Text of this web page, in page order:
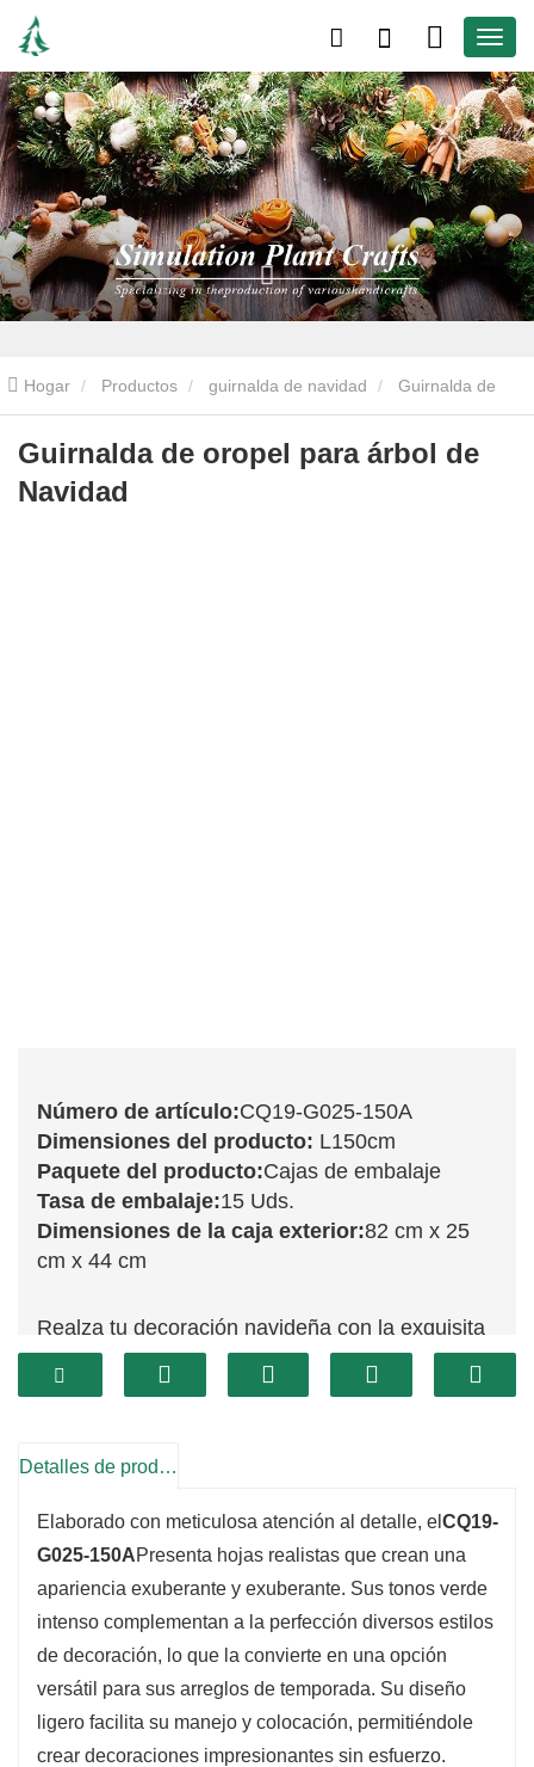
Hogar Productos guirnalda de navidad Guirnalda de
pino Guirnalda de oropel para árbol de Navidad
Guirnalda de oropel para árbol de
Navidad
Número de artículo:CQ19-G025-150A
Dimensiones del producto: L150cm
Paquete del producto:Cajas de embalaje
Tasa de embalaje:15 Uds.
Dimensiones de la caja exterior:82 cm x 25
cm x 44 cm
Realza tu decoración navideña con la exquisita
guirnalda CQ19-G025-150A. Con sus 150 cm,
esta impresionante pieza presenta una vibrante
diseñada para imitar la frescura de las plantas
enmarcar puertas o envolver barandillas, esta
guirnalda añade un toque de alegría festiva a
cualquier espacio.
Detalles de producto
Elaborado con meticulosa atención al detalle, el CQ19-
G025-150APresenta hojas realistas que crean una
apariencia exuberante y exuberante. Sus tonos verde
intenso complementan a la perfección diversos estilos
de decoración, lo que la convierte en una opción
versátil para sus arreglos de temporada. Su diseño
ligero facilita su manejo y colocación, permitiéndole
crear decoraciones impresionantes sin esfuerzo.